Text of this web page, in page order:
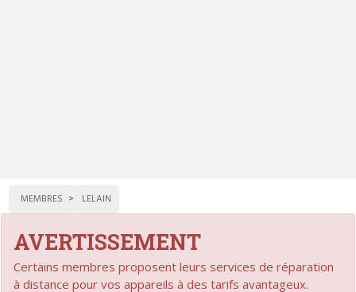
MEMBRES LELAIN
AVERTISSEMENT
Certains membres proposent leurs services de réparation
à distance pour vos appareils à des tarifs avantageux.